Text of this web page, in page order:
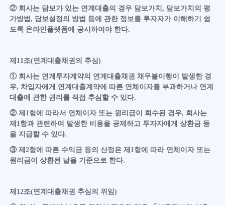
② 회사는 담보가 있는 연계대출의 경우 담보가치, 담보가치의 평
가방법, 담보설정의 방법 등에 관한 정보를 투자자가 이해하기 쉽
도록 온라인플랫폼에 공시하여야 한다.
제11조(연계대출채권의 추심)
① 회사는 연계투자계약의 연계대출채권 채무불이행이 발생한 경
우, 차입자에게 연계대출계약에 따른 연체이자를 부과하거나 연계
대출에 관한 권리를 직접 추심할 수 있다.
② 제1항에 따라서 연체이자 또는 원리금이 회수된 경우, 회사는
제1항과 관련하여 발생한 비용을 공제하고 투자자에게 상환금 등
을 지급할 수 있다.
③ 제2항에 따른 수익금 등의 산정은 제1항에 따라 연체이자 또는
원리금이 상환된 날을 기준으로 한다.
제12조(연계대출채권 추심의 위임)